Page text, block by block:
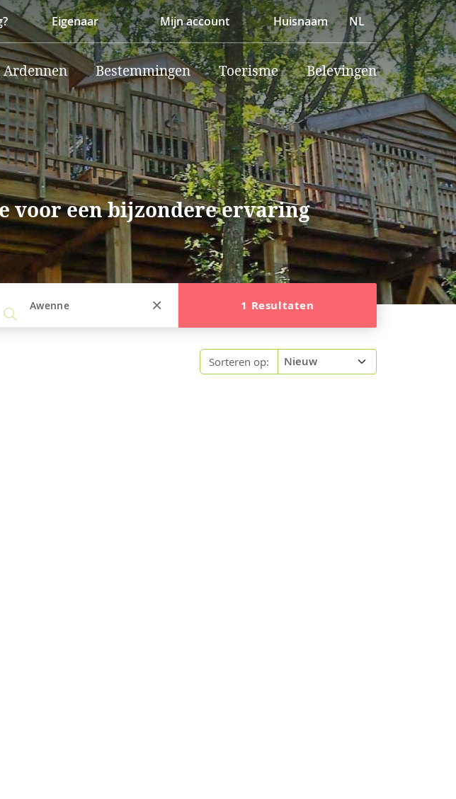
Eigenaar Mijn account Huisnaam NL
Bestemmingen Toerisme Belevingen
voor een bijzondere ervaring
Awenne 1 Resultaten
Sorteren op: